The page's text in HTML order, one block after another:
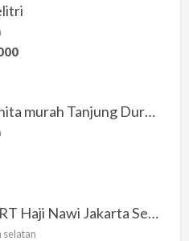
Kos wanita murah Tanjung Duren Jakarta Barat
Kost MRT Haji Nawi Jakarta Selatan
selatan